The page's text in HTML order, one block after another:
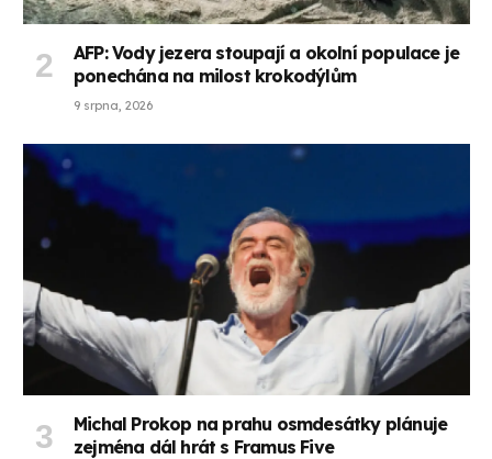
AFP: Vody jezera stoupají a okolní populace je
ponechána na milost krokodýlům
9 srpna, 2026
Michal Prokop na prahu osmdesátky plánuje
zejména dál hrát s Framus Five